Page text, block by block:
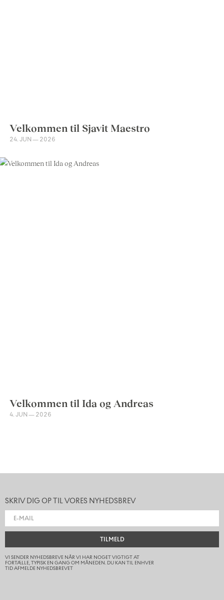
Velkommen til Sjavit Maestro
24. JUN — 2026
Velkommen til Ida og Andreas
4. JUN — 2026
SKRIV DIG OP TIL VORES NYHEDSBREV
TILMELD
VI SENDER NYHEDSBREVE NÅR VI HAR NOGET VIGTIGT AT
FORTÆLLE, TYPISK EN GANG OM MÅNEDEN. DU KAN TIL ENHVER
TID AFMELDE NYHEDSBREVET